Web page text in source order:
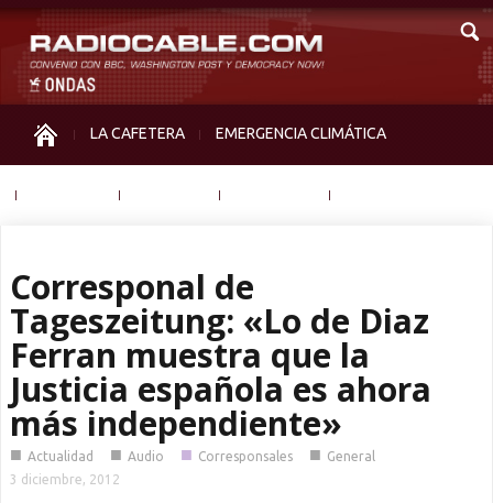
LA CAFETERA EMERGENCIA CLIMÁTICA
Corresponal de
Tageszeitung: «Lo de Diaz
Ferran muestra que la
Justicia española es ahora
más independiente»
■ Actualidad ■ Audio ■ Corresponsales ■ General
3 diciembre, 2012